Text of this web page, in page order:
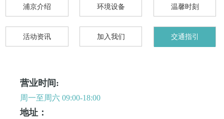
浦京介绍 环境设备 温馨时刻
活动资讯 加入我们 交通指引
营业时间:
周一至周六 09:00-18:00
地址：